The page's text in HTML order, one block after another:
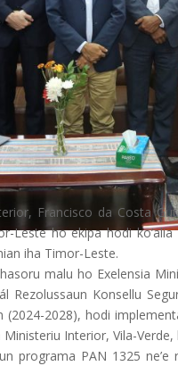
Francisco da Costa
Leste ho ekipa hodi
iha Timor-Leste.
malu ho Exelensia
Rezolussaun Konsellu
2028), hodi
Interior, Vila-
programa PAN 1325